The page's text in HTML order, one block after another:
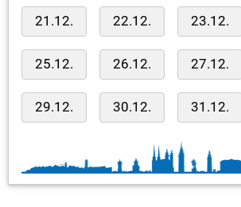
21.12. 22.12. 23.12.
25.12. 26.12. 27.12.
29.12. 30.12. 31.12.